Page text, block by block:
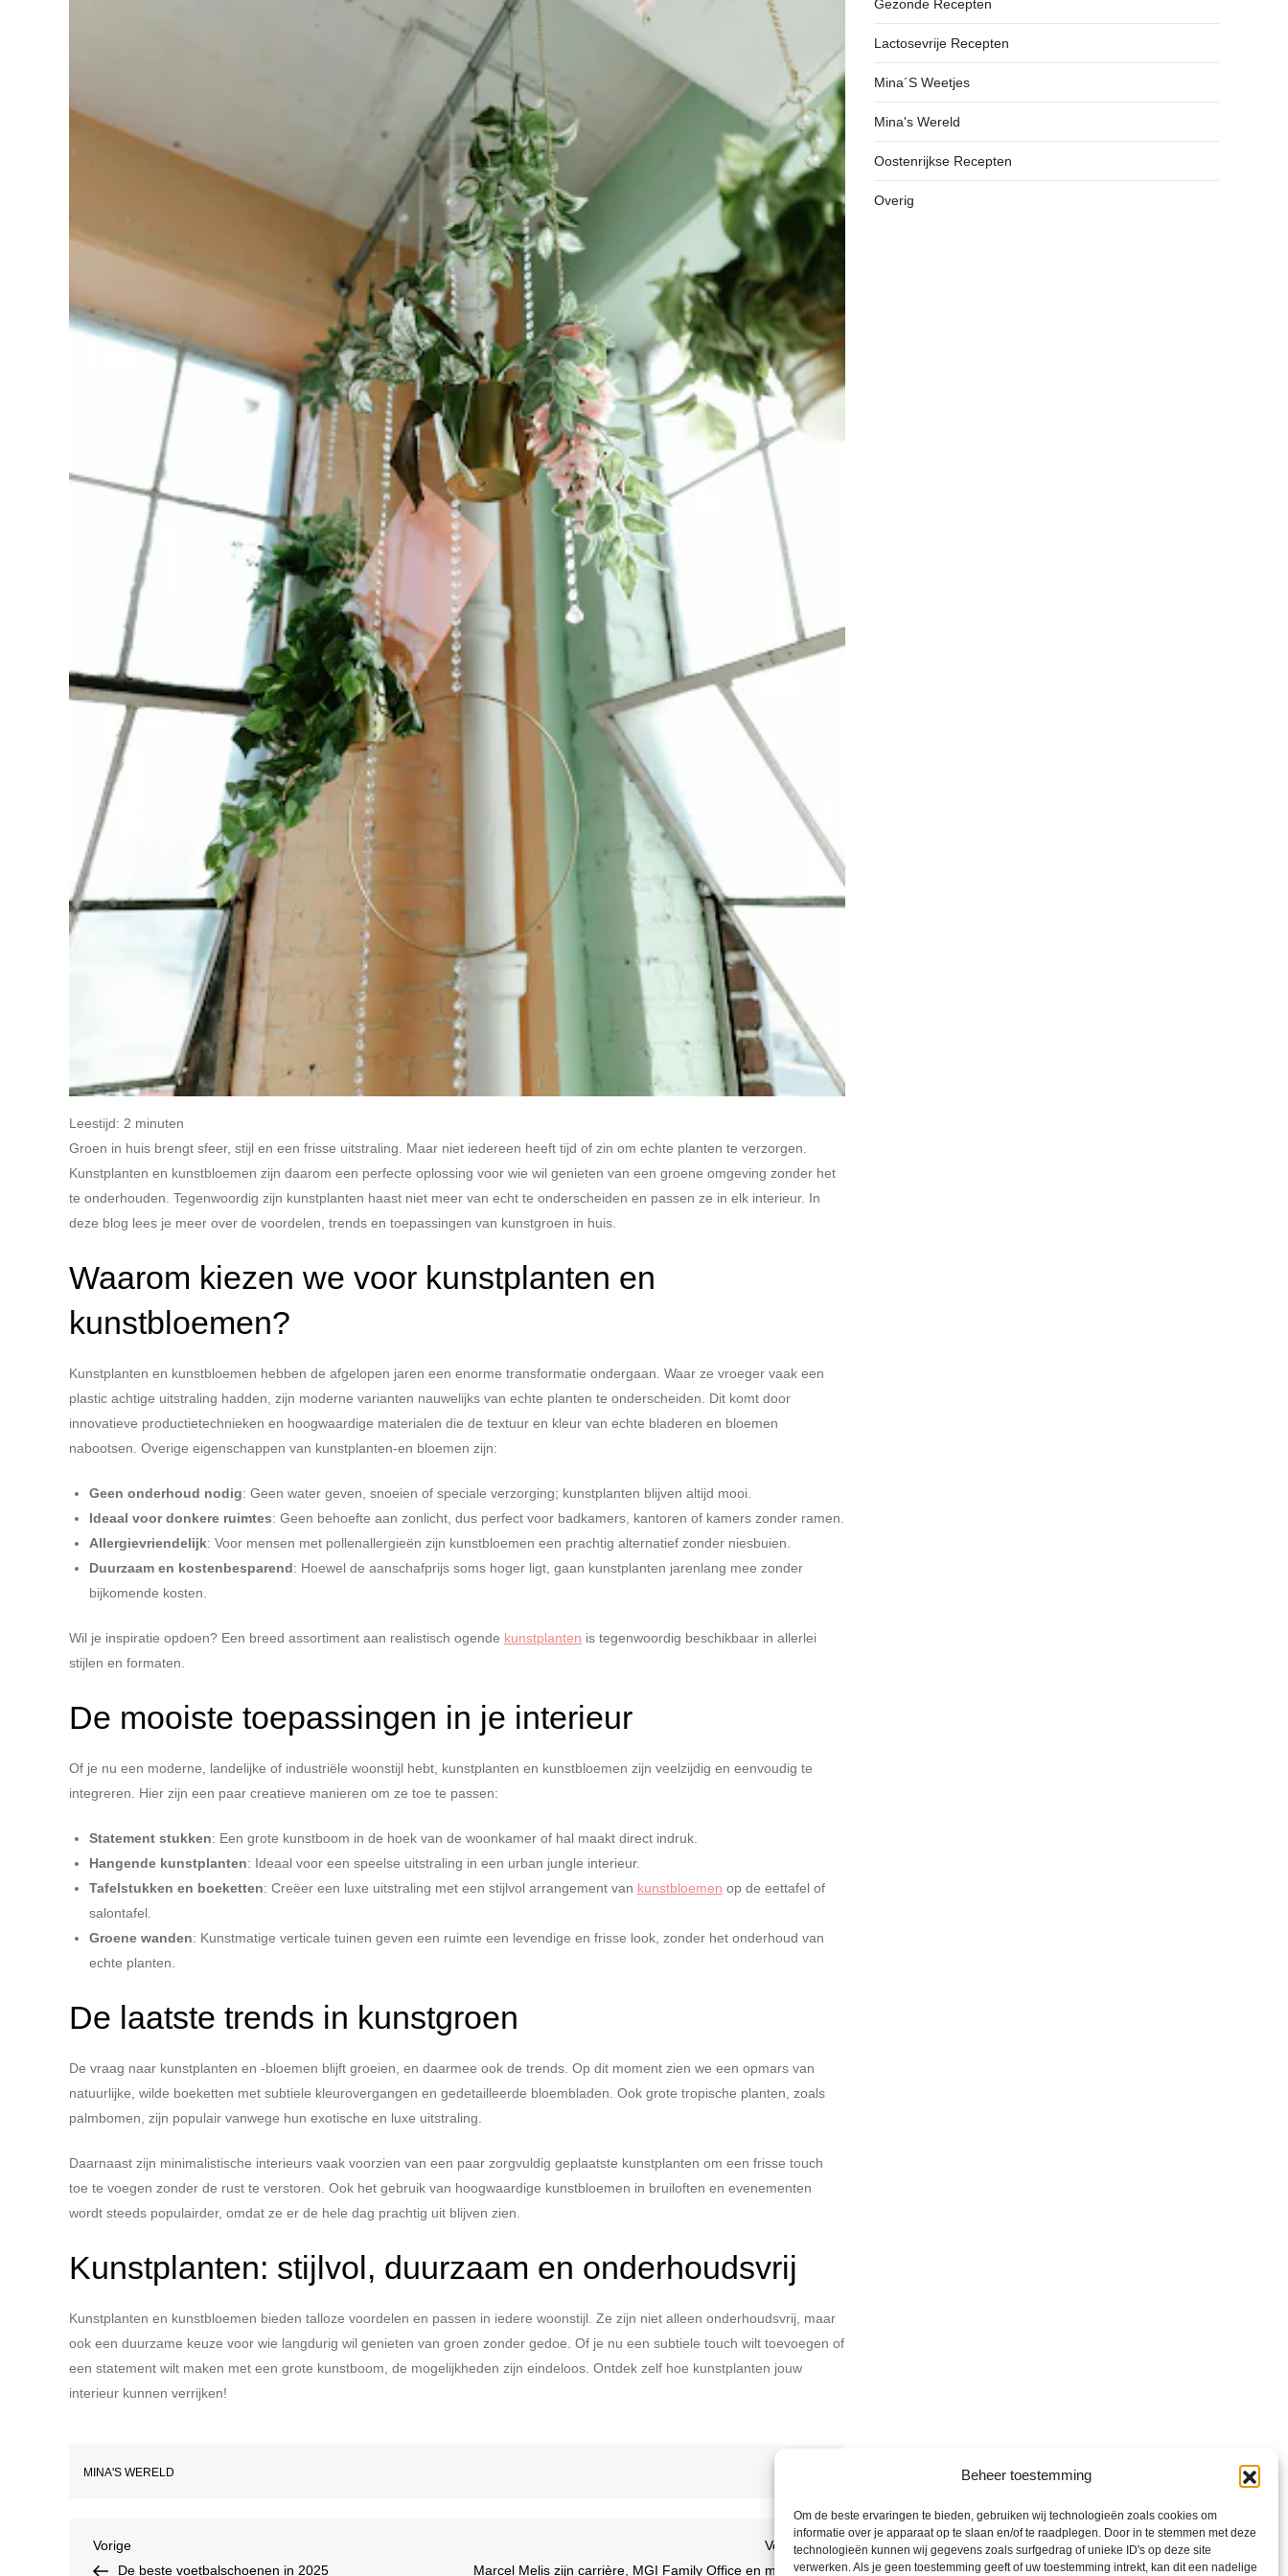
Beheer toestemming
Om de beste ervaringen te bieden, gebruiken wij technologieën zoals cookies om
informatie over je apparaat op te slaan en/of te raadplegen. Door in te stemmen met deze
technologieën kunnen wij gegevens zoals surfgedrag of unieke ID's op deze site
verwerken. Als je geen toestemming geeft of uw toestemming intrekt, kan dit een nadelige
Leestijd: 2 minuten
Groen in huis brengt sfeer, stijl en een frisse uitstraling. Maar niet iedereen heeft tijd of zin om echte planten te verzorgen.
Kunstplanten en kunstbloemen zijn daarom een perfecte oplossing voor wie wil genieten van een groene omgeving zonder het
te onderhouden. Tegenwoordig zijn kunstplanten haast niet meer van echt te onderscheiden en passen ze in elk interieur. In
deze blog lees je meer over de voordelen, trends en toepassingen van kunstgroen in huis.
Waarom kiezen we voor kunstplanten en
kunstbloemen?
Kunstplanten en kunstbloemen hebben de afgelopen jaren een enorme transformatie ondergaan. Waar ze vroeger vaak een
plastic achtige uitstraling hadden, zijn moderne varianten nauwelijks van echte planten te onderscheiden. Dit komt door
innovatieve productietechnieken en hoogwaardige materialen die de textuur en kleur van echte bladeren en bloemen
nabootsen. Overige eigenschappen van kunstplanten-en bloemen zijn:
Geen onderhoud nodig: Geen water geven, snoeien of speciale verzorging; kunstplanten blijven altijd mooi.
Ideaal voor donkere ruimtes: Geen behoefte aan zonlicht, dus perfect voor badkamers, kantoren of kamers zonder ramen.
Allergievriendelijk: Voor mensen met pollenallergieën zijn kunstbloemen een prachtig alternatief zonder niesbuien.
Duurzaam en kostenbesparend: Hoewel de aanschafprijs soms hoger ligt, gaan kunstplanten jarenlang mee zonder
bijkomende kosten.
Wil je inspiratie opdoen? Een breed assortiment aan realistisch ogende kunstplanten is tegenwoordig beschikbaar in allerlei
stijlen en formaten.
De mooiste toepassingen in je interieur
Of je nu een moderne, landelijke of industriële woonstijl hebt, kunstplanten en kunstbloemen zijn veelzijdig en eenvoudig te
integreren. Hier zijn een paar creatieve manieren om ze toe te passen:
Statement stukken: Een grote kunstboom in de hoek van de woonkamer of hal maakt direct indruk.
Hangende kunstplanten: Ideaal voor een speelse uitstraling in een urban jungle interieur.
Tafelstukken en boeketten: Creëer een luxe uitstraling met een stijlvol arrangement van kunstbloemen op de eettafel of
salontafel.
Groene wanden: Kunstmatige verticale tuinen geven een ruimte een levendige en frisse look, zonder het onderhoud van
echte planten.
De laatste trends in kunstgroen
De vraag naar kunstplanten en -bloemen blijft groeien, en daarmee ook de trends. Op dit moment zien we een opmars van
natuurlijke, wilde boeketten met subtiele kleurovergangen en gedetailleerde bloembladen. Ook grote tropische planten, zoals
palmbomen, zijn populair vanwege hun exotische en luxe uitstraling.
Daarnaast zijn minimalistische interieurs vaak voorzien van een paar zorgvuldig geplaatste kunstplanten om een frisse touch
toe te voegen zonder de rust te verstoren. Ook het gebruik van hoogwaardige kunstbloemen in bruiloften en evenementen
wordt steeds populairder, omdat ze er de hele dag prachtig uit blijven zien.
Kunstplanten: stijlvol, duurzaam en onderhoudsvrij
Kunstplanten en kunstbloemen bieden talloze voordelen en passen in iedere woonstijl. Ze zijn niet alleen onderhoudsvrij, maar
ook een duurzame keuze voor wie langdurig wil genieten van groen zonder gedoe. Of je nu een subtiele touch wilt toevoegen of
een statement wilt maken met een grote kunstboom, de mogelijkheden zijn eindeloos. Ontdek zelf hoe kunstplanten jouw
interieur kunnen verrijken!
MINA'S WERELD
Bericht
Vorig
bericht
Vorige
De beste voetbalschoenen in 2025
Volgend
bericht
Volgende
Marcel Melis zijn carrière, MGI Family Office en meer
Gezonde Recepten
Lactosevrije Recepten
Mina´s Weetjes
Mina's Wereld
Oostenrijkse Recepten
Overig